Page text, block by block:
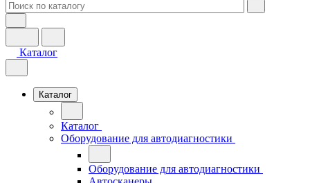
Каталог
Каталог
Каталог
Оборудование для автодиагностики
Оборудование для автодиагностики